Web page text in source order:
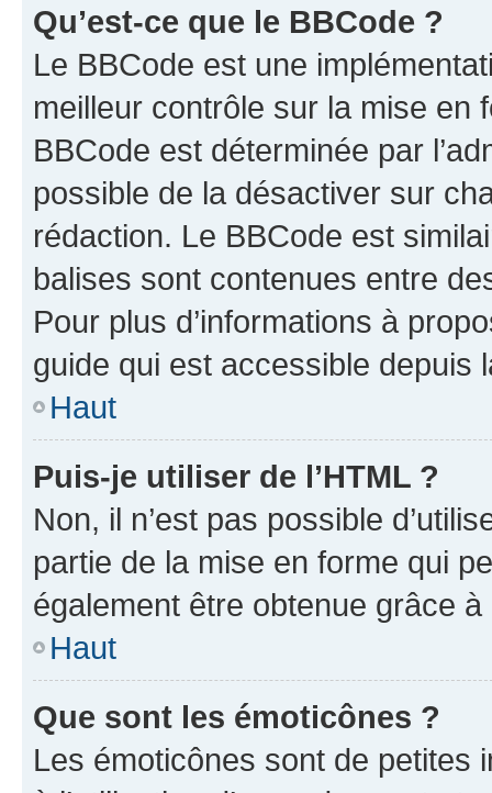
Qu’est-ce que le BBCode ?
Le BBCode est une
meilleur contrôle sur la mise en
BBCode est déterminée par
possible de la désactiver sur
rédaction. Le BBCode est
balises sont contenues entre
Pour plus d’informations à
guide qui est accessible depuis
Haut
Puis-je utiliser de l’HTML ?
Non, il n’est pas possible
partie de la mise en forme qui
également être obtenue grâce à
Haut
Que sont les émoticônes ?
Les émoticônes sont de petites